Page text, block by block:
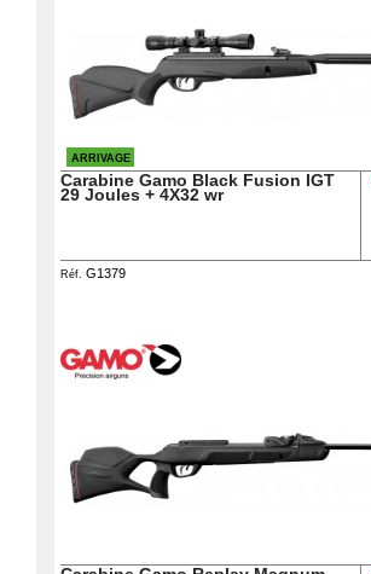
documents
Service
après
C.G.V.
contacter
Carabine Gamo Black Fusion IGT
29 Joules + 4X32 wr
ARRIVAGE
Réf. G1379